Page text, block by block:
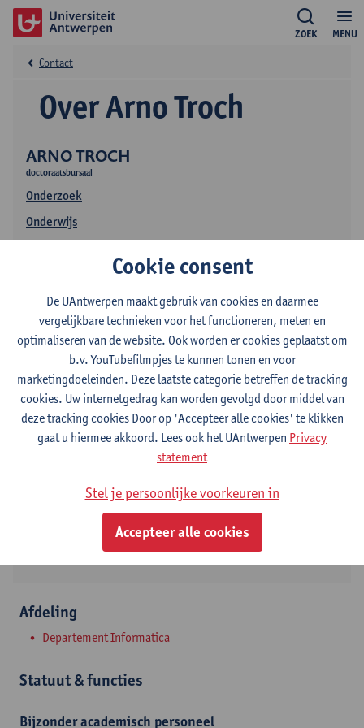
MENU
ZOEK
ARNO TROCH
doctoraatsbursaal
Onderzoek
Onderwijs
Over Arno Troch
Contact
Contact
Stadscampus
Sint-Pietersvliet 7
2000 Antwerpen, BEL
Afdeling
Departement Informatica
Statuut & functies
Bijzonder academisch personeel
Cookie consent
De UAntwerpen maakt gebruik van cookies en daarmee
vergelijkbare technieken voor het functioneren, meten en
optimaliseren van de website. Ook worden er cookies geplaatst om
b.v. YouTubefilmpjes te kunnen tonen en voor
marketingdoeleinden. Deze laatste categorie betreffen de tracking
cookies. Uw internetgedrag kan worden gevolgd door middel van
deze tracking cookies Door op 'Accepteer alle cookies' te klikken
gaat u hiermee akkoord. Lees ook het UAntwerpen Privacy
statement
Stel je persoonlijke voorkeuren in
Accepteer alle cookies